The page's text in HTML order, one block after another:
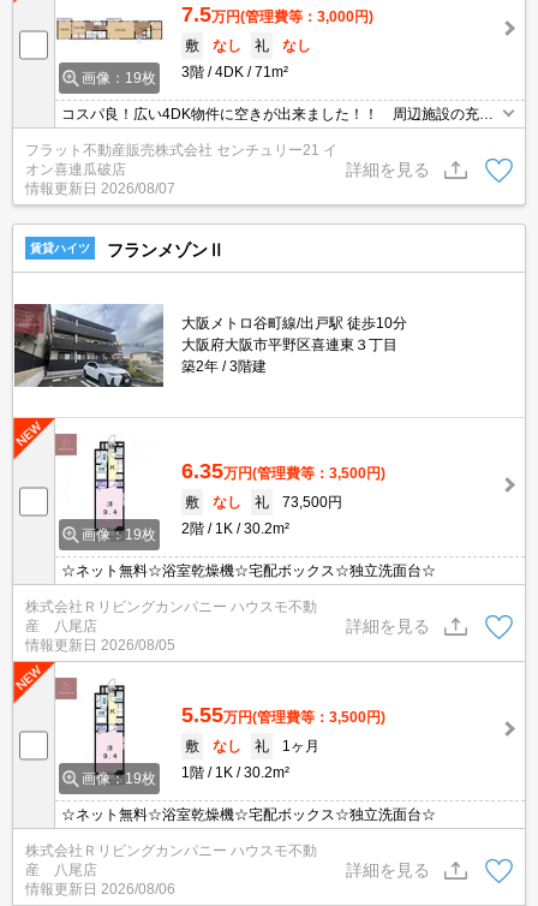
画像：19枚
7.5万円(管理費等：3,000円)
敷
なし 礼
なし
3階
4DK 71m²
コスパ良！広い4DK物件に空きが出来ました！！ 周辺施設の充実
性もバッチリですよ！
フラット不動産販売株式会社 センチュリー21 イ
オン喜連瓜破店
情報更新日 2026/08/07
詳細を見る
賃貸ハイツ フランメゾンⅡ
大阪メトロ谷町線/出戸駅 徒歩10分
大阪府大阪市平野区喜連東３丁目
築2年
3階建
画像：19枚
6.35万円(管理費等：3,500円)
敷
なし 礼
73,500円
2階
1K 30.2m²
☆ネット無料☆浴室乾燥機☆宅配ボックス☆独立洗面台☆
株式会社Ｒリビングカンパニー ハウスモ不動
産 八尾店
情報更新日 2026/08/05
詳細を見る
画像：19枚
5.55万円(管理費等：3,500円)
敷
なし 礼
1ヶ月
1階
1K 30.2m²
☆ネット無料☆浴室乾燥機☆宅配ボックス☆独立洗面台☆
株式会社Ｒリビングカンパニー ハウスモ不動
産 八尾店
情報更新日 2026/08/06
詳細を見る